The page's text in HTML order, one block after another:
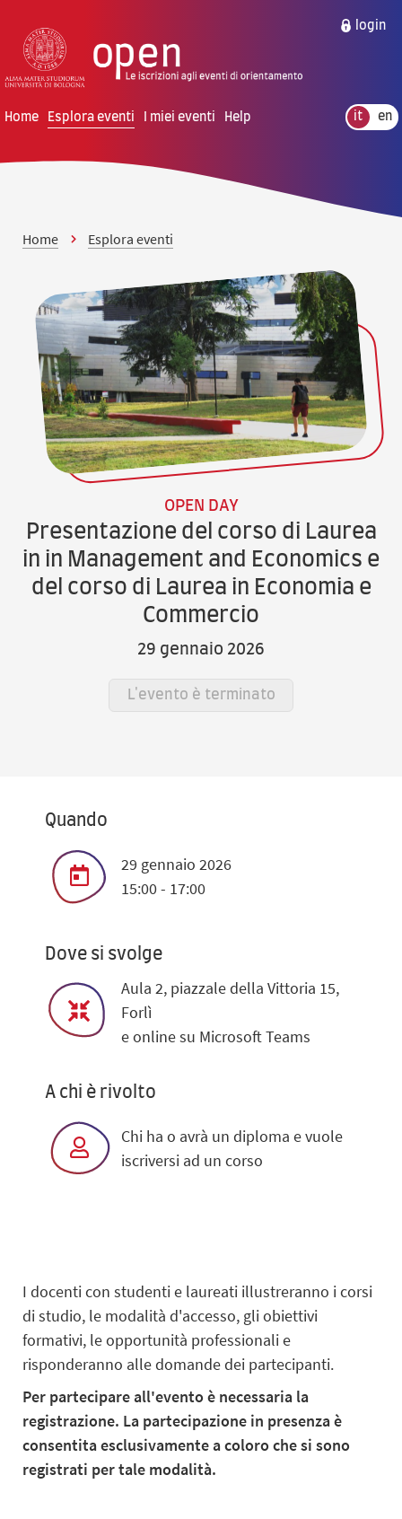
login
Home Esplora eventi I miei eventi Help it en
Home Esplora eventi
OPEN DAY
Presentazione del corso di Laurea
in in Management and Economics e
del corso di Laurea in Economia e
Commercio
29 gennaio 2026
L'evento è terminato
Quando
29 gennaio 2026
15:00 - 17:00
Dove si svolge
Aula 2, piazzale della Vittoria 15,
Forlì
e online su Microsoft Teams
A chi è rivolto
Chi ha o avrà un diploma e vuole
iscriversi ad un corso
I docenti con studenti e laureati illustreranno i corsi
di studio, le modalità d'accesso, gli obiettivi
formativi, le opportunità professionali e
risponderanno alle domande dei partecipanti.
Per partecipare all'evento è necessaria la
registrazione. La partecipazione in presenza è
consentita esclusivamente a coloro che si sono
registrati per tale modalità.